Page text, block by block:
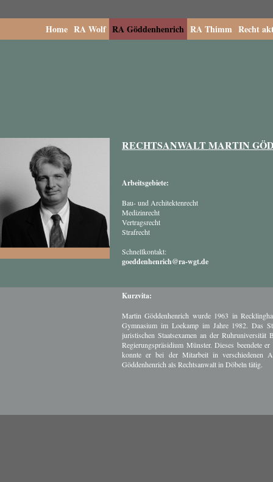
Home RA Wolf RA Göddenhenrich RA Thimm Recht
RECHTSANWALT MARTIN
Arbeitsgebiete:
Bau- und Architektenrecht
Medizinrecht
Vertragsrecht
Strafrecht
Schnellkontakt:
goeddenhenrich@ra-wgt.de
Kurzvita:
Martin Göddenhenrich wurde 1963 in
Gymnasium im Loekamp im Jahre 1982. Das
juristischen Staatsexamen an der
Regierungspräsidium Münster. Dieses beendete
konnte er bei der Mitarbeit in verschiedenen
Göddenhenrich als Rechtsanwalt in Döbeln tätig.